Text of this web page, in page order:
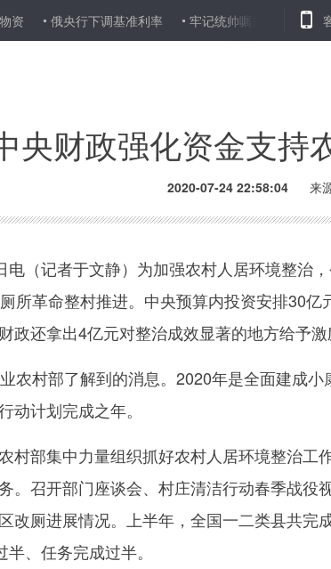
俄央行下调基准利率 牢记统帅嘱托 奋力开创强军兴
央财政强化资金支持
2020-07-24 22:58:04 来
（记者于文静）为加强农村人居环境整治
所革命整村推进。中央预算内投资安排30亿
政还拿出4亿元对整治成效显著的地方给予激
村部了解到的消息。2020年是全面建成小
动计划完成之年。
部集中力量组织抓好农村人居环境整治工
。召开部门座谈会、村庄清洁行动春季战役
改厕进展情况。上半年，全国一二类县共完
、任务完成过半。